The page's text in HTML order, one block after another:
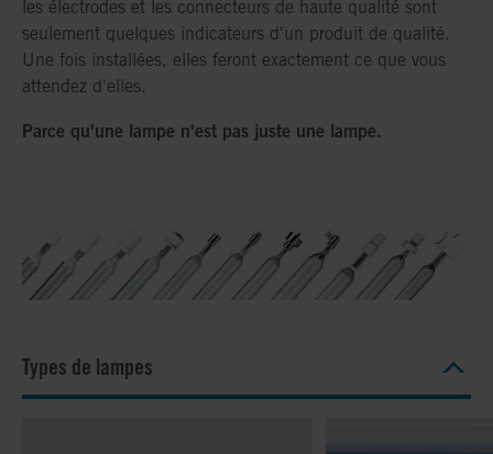
les électrodes et les connecteurs de haute qualité sont
seulement quelques indicateurs d'un produit de qualité.
Une fois installées, elles feront exactement ce que vous
attendez d'elles.
Parce qu'une lampe n'est pas juste une lampe.
Types de lampes